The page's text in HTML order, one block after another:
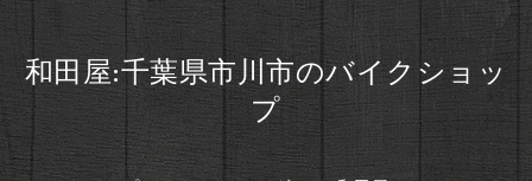
和田屋:千葉県市川市のバイクショッ
プ